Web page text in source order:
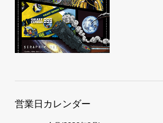
営業日カレンダー